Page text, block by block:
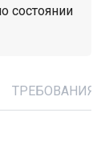
состоянии
ТРЕБОВАНИЯ